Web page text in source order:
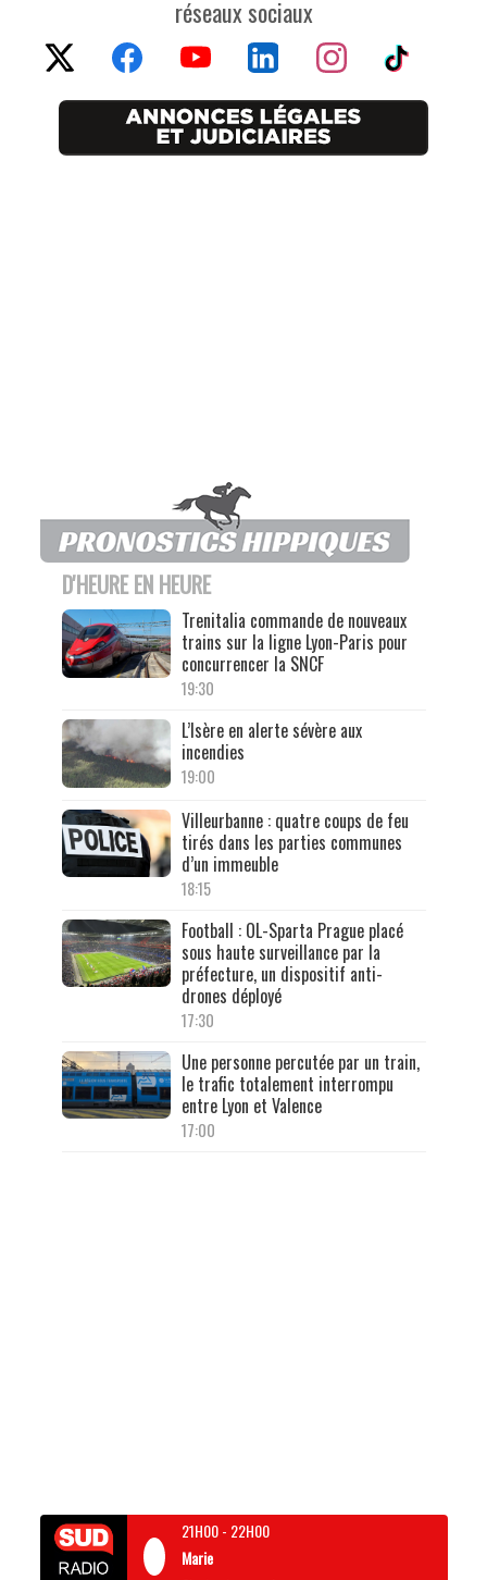
réseaux sociaux
D'HEURE EN HEURE
Trenitalia commande de nouveaux
trains sur la ligne Lyon-Paris pour
concurrencer la SNCF
19:30
L’Isère en alerte sévère aux
incendies
19:00
Villeurbanne : quatre coups de feu
tirés dans les parties communes
d’un immeuble
18:15
Football : OL-Sparta Prague placé
sous haute surveillance par la
préfecture, un dispositif anti-
drones déployé
17:30
Une personne percutée par un train,
le trafic totalement interrompu
entre Lyon et Valence
17:00
21H00- 22H00
Marie